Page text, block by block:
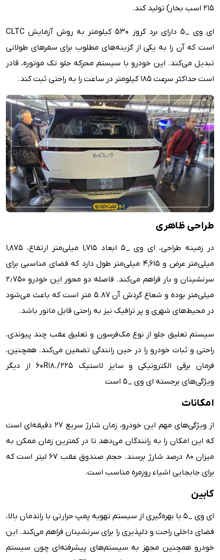
215 اسب بخار) تولید کند.
ای وی _5 دارای برد کروز 530 کیلومتر به روش آزمایش CLTC
است که آن را به یکی از گزینه‌های مطلوب برای سفرهای طولانی
تبدیل می‌کند. این خودرو با سیستم محرکه جلو تک موتوره، قادر
است حداکثر سرعت 185 کیلومتر در ساعت را به راحتی ثبت کند.
طراحی ظاهری
در زمینه طراحی، ای وی _5 ابعاد ۱,۷۱۵ میلی‌متر ارتفاع، ۱٬۸۷۵
میلی‌متر عرض و ۴٬۶۱۵ میلی‌متر طول دارد که فضای مناسبی برای
سرنشینان و بار فراهم می‌کند. فاصله دو محور این خودرو ۲٫۷۵۰
میلی‌متر بوده و شعاع گردش آن 5.87 متر است که باعث می‌شود
در محیط‌های شهری و پر ترافیک نیز به راحتی قابل مانور باشد.
سیستم تعلیق جلو از نوع مک‌فرسون و تعلیق عقب چند پیوندی،
راحتی و ثبات خودرو را در حین رانندگی تضمین می‌کند. همچنین،
فرمان برقی الکترونیکی و سایز لاستیک 225/.60R18 از دیگر
ویژگی‌های برجسته ای وی _5 است
امکانات
از ویژگی‌های مهم این خودرو، زمان شارژ سریع 27 دقیقه‌ای است
که این امکان را به رانندگان می‌دهد تا در کمترین زمان ممکن به
میزان 80 درصد شارژ برسند. حجم صندوق عقب 67 لیتر است که
برای جابجایی اشیاء روزمره مناسب است.
کابین
ای وی _5 با بهره‌گیری از سیستم تهویه پمپ حرارتی با راندمان بالا،
فضای داخلی راحت و دلپذیری را برای سرنشینان فراهم می‌کند. این
خودرو همچنین مجهز به سیستم‌های پیشرفته‌ای چون سیستم